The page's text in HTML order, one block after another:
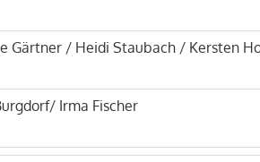
Gärtner / Heidi Staubach / Kersten
Irma Fischer